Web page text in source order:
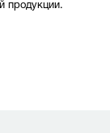
продукции.